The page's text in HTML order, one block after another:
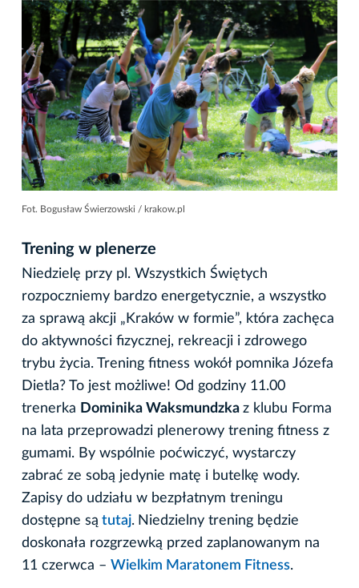
Fot. Bogusław Świerzowski / krakow.pl
Trening w plenerze
Niedzielę przy pl. Wszystkich Świętych
rozpoczniemy bardzo energetycznie, a wszystko
za sprawą akcji „Kraków w formie”, która zachęca
do aktywności fizycznej, rekreacji i zdrowego
trybu życia. Trening fitness wokół pomnika Józefa
Dietla? To jest możliwe! Od godziny 11.00
trenerka Dominika Waksmundzka z klubu Forma
na lata przeprowadzi plenerowy trening fitness z
gumami. By wspólnie poćwiczyć, wystarczy
zabrać ze sobą jedynie matę i butelkę wody.
Zapisy do udziału w bezpłatnym treningu
dostępne są tutaj. Niedzielny trening będzie
doskonała rozgrzewką przed zaplanowanym na
11 czerwca – Wielkim Maratonem Fitness.